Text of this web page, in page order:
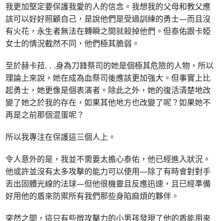
我更加堅定要保護我愛的人的信念。我想我的父母和教父應
該可以好好照顧自己，是說他們是受過訓練的勇士—而且沒
有火花，永生者無法在轉瞬之間就殺掉他們。但泰佑跟卡婭
女士的情況截然不同，他們極其脆弱。
至於赫卡菈. . .身為刀鋒祭司的她是個極其危險的人物，所以
理論上來說，她在成為血祭司後應該更加強大。但事實上比
起勇士，她更像是個表演者。除此之外，她的復活清楚地改
變了她之於我的存在，如果其他地方也改變了呢？如果她不
再是之前那個混蛋呢？
所以我專注在保護這三個人上。
令人意外的是，我並不需要太擔心泰佑，他已經進入狀況。
他或許並沒有太多攻擊的能力可以使用—除了有時會對對手
丟出固體光線的法球—但他很機靈且反應迅速，且已經準備
好用他的盾來防禦所有我們那些身陷麻煩的夥伴。
突然之間，這只有些微攻擊力的小男孩發現了他的盾能用來